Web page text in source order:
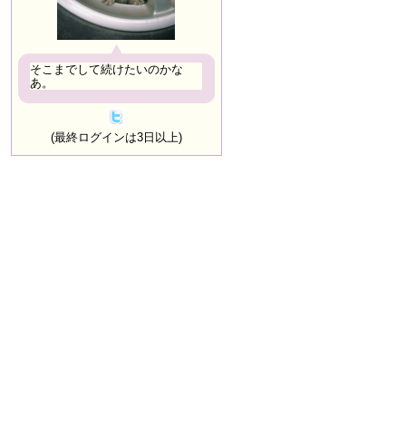
そこまでして続けたいのかな
あ。
(最終ログインは3日以上)